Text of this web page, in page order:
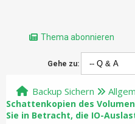
Thema abonnieren
Gehe zu:
Backup Sichern
Schattenkopien des
Sie in Betracht, die IO-